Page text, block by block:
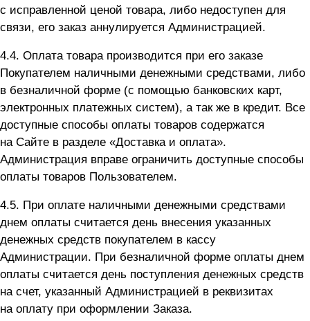
с исправленной ценой товара, либо недоступен для
связи, его заказ аннулируется Администрацией.
4.4. Оплата товара производится при его заказе
Покупателем наличными денежными средствами, либо
в безналичной форме (с помощью банковских карт,
электронных платежных систем), а так же в кредит. Все
доступные способы оплаты товаров содержатся
на Сайте в разделе «Доставка и оплата».
Администрация вправе ограничить доступные способы
оплаты товаров Пользователем.
4.5. При оплате наличными денежными средствами
днем оплаты считается день внесения указанных
денежных средств покупателем в кассу
Администрации. При безналичной форме оплаты днем
оплаты считается день поступления денежных средств
на счет, указанный Администрацией в реквизитах
на оплату при оформлении Заказа.